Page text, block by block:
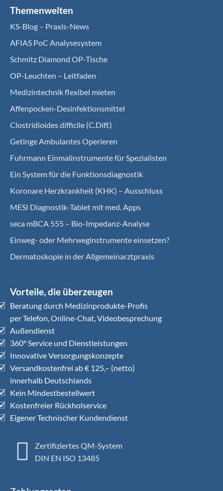
Themenwelten
KS-Blog – Praxis-News
AFIAS PoC Analysesystem
Schmitz Diamond OP-Tische
OP-Leuchten – Leitfaden
Medizintechnik flexibel mieten
Affenpocken-Desinfektionsmittel
Clostridioides difficile (C.Diff.)
Getinge Ambulantes Operieren
Fuhrmann Einmalinstrumente für Spezialisten
Ein System für die Funktionsdiagnostik
Koro­nare Herz­krank­heit (KHK) – Ausschluss
MESI Diagnostik-Tablet mit med. Apps
seca mBCA 555 – Bio-Impedanz-Analyse
Einweg- oder Mehrweginstrumente einsetzen?
Dermatoskopie in der Allgemeinarztpraxis
Vorteile, die überzeugen
Beratung durch Medizinprodukte-Profis
per Telefon, Online-Chat, Videobesprechung
Außendienst
360° Service und Dienstleistungen
Innovative Versorgungskonzepte
Versandkostenfrei ab € 125,– (netto)
innerhalb Deutschlands
Kein Mindestbestellwert
Kostenfreier Rückholservice
Eigener Technischer Kundendienst
Zertifiziertes QM-System
DIN EN ISO 13485